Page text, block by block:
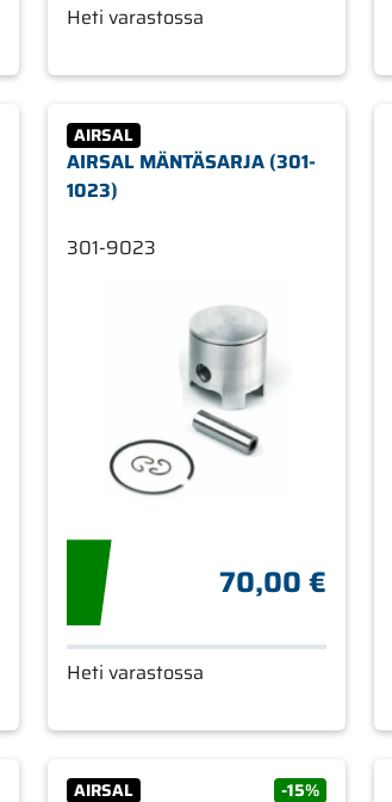
Heti varastossa
AIRSAL
AIRSAL MÄNTÄSARJA (301-
1023)
301-9023
70,00 €
Heti varastossa
AIRSAL -15%